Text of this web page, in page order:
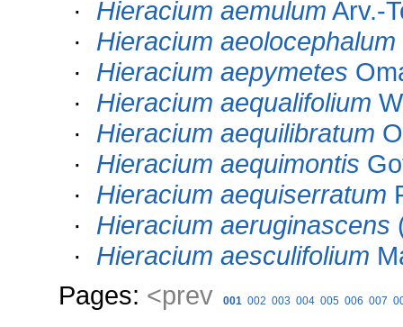
· Hieracium aemulum Arv.-
· Hieracium aeolocephalum
· Hieracium aepymetes
· Hieracium aequalifolium
· Hieracium aequilibratum
· Hieracium aequimontis
· Hieracium aequiserratum
· Hieracium aeruginascens
· Hieracium aesculifolium
Pages: <prev 001 002 003 004 005 006 007